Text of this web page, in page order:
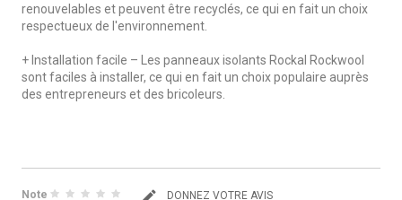
renouvelables et peuvent être recyclés, ce qui en fait un choix
respectueux de l'environnement.
+ Installation facile – Les panneaux isolants Rockal Rockwool
sont faciles à installer, ce qui en fait un choix populaire auprès
des entrepreneurs et des bricoleurs.
Note DONNEZ VOTRE AVIS